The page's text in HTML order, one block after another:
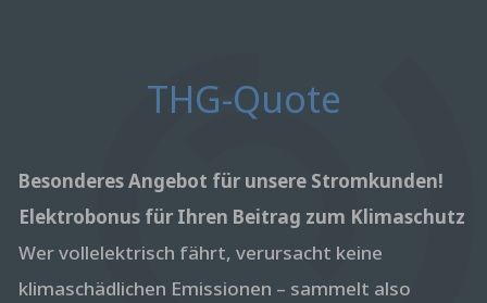
THG-Quote
Besonderes Angebot für unsere Stromkunden!
Elektrobonus für Ihren Beitrag zum Klimaschutz
Wer vollelektrisch fährt, verursacht keine
klimaschädlichen Emissionen – sammelt also